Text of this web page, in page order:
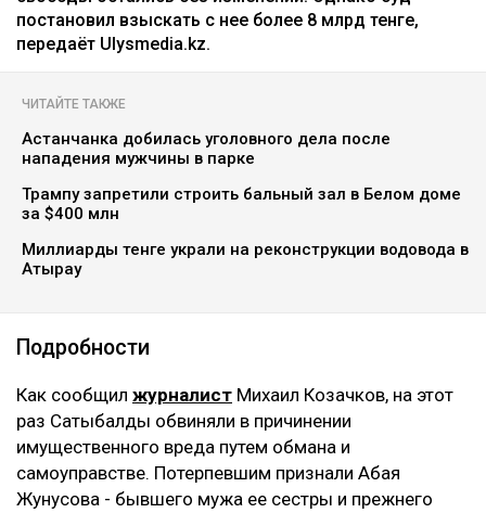
постановил взыскать с нее более 8 млрд тенге,
передаёт Ulysmedia.kz.
ЧИТАЙТЕ ТАКЖЕ
Астанчанка добилась уголовного дела после
нападения мужчины в парке
Трампу запретили строить бальный зал в Белом доме
за $400 млн
Миллиарды тенге украли на реконструкции водовода в
Атырау
Подробности
Как сообщил журналист Михаил Козачков, на этот
раз Сатыбалды обвиняли в причинении
имущественного вреда путем обмана и
самоуправстве. Потерпевшим признали Абая
Жунусова - бывшего мужа ее сестры и прежнего